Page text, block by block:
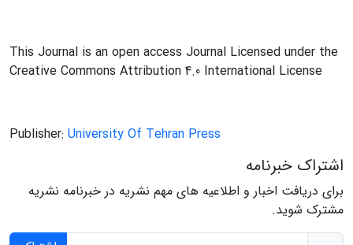
This Journal is an open access Journal Licensed under the
Creative Commons Attribution 4.0 International License
Publisher: University Of Tehran Press
اشتراک خبرنامه
برای دریافت اخبار و اطلاعیه های مهم نشریه در خبرنامه نشریه
مشترک شوید.